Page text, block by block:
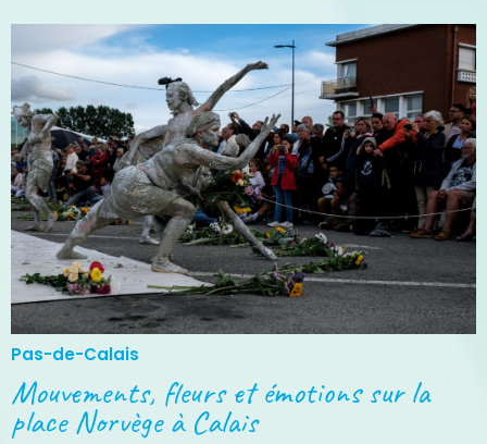
Pas-de-Calais
Mouvements, fleurs et émotions sur la
place Norvège à Calais